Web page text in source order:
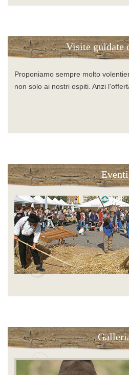
Visite guidate
Proponiamo sempre molto
non solo ai nostri ospiti. Anzi
Eventi